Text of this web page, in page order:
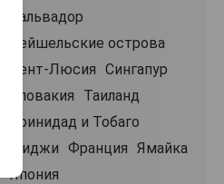
Сальвадор
Сейшельские острова
Сент-Люсия Сингапур
Словакия
Таиланд
Тринидад и Тобаго
Фиджи Франция Ямайка
Япония